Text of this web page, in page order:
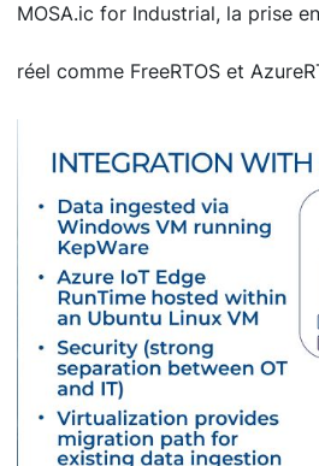
MOSA.ic for Industrial, la prise
réel comme FreeRTOS et